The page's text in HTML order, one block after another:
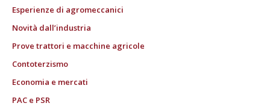
Esperienze di agromeccanici
Novità dall’industria
Prove trattori e macchine agricole
Contoterzismo
Economia e mercati
PAC e PSR